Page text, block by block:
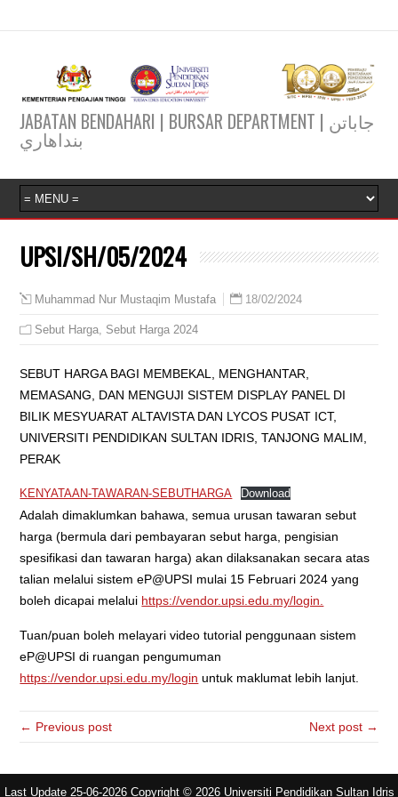
JABATAN BENDAHARI | BURSAR DEPARTMENT | جاباتن
بنداهاري
UPSI/SH/05/2024
Muhammad Nur Mustaqim Mustafa 18/02/2024
Sebut Harga, Sebut Harga 2024
SEBUT HARGA BAGI MEMBEKAL, MENGHANTAR,
MEMASANG, DAN MENGUJI SISTEM DISPLAY PANEL DI
BILIK MESYUARAT ALTAVISTA DAN LYCOS PUSAT ICT,
UNIVERSITI PENDIDIKAN SULTAN IDRIS, TANJONG MALIM,
PERAK
KENYATAAN-TAWARAN-SEBUTHARGA Download
Adalah dimaklumkan bahawa, semua urusan tawaran sebut
harga (bermula dari pembayaran sebut harga, pengisian
spesifikasi dan tawaran harga) akan dilaksanakan secara atas
talian melalui sistem eP@UPSI mulai 15 Februari 2024 yang
boleh dicapai melalui https://vendor.upsi.edu.my/login.
Tuan/puan boleh melayari video tutorial penggunaan sistem
eP@UPSI di ruangan pengumuman
https://vendor.upsi.edu.my/login untuk maklumat lebih lanjut.
← Previous post Next post →
Last Update 25-06-2026 Copyright © 2026 Universiti Pendidikan Sultan Idris